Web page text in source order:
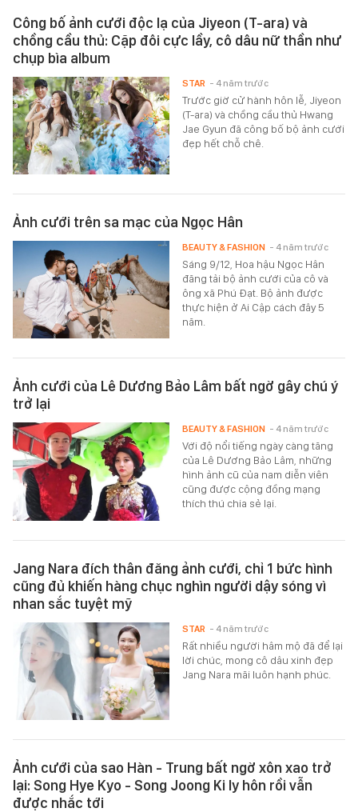
Công bố ảnh cưới độc lạ của Jiyeon (T-ara) và
chồng cầu thủ: Cặp đôi cực lầy, cô dâu nữ thần như
chụp bìa album
Trước giờ cử hành hôn lễ, Jiyeon
(T-ara) và chồng cầu thủ Hwang
Jae Gyun đã công bố bộ ảnh cưới
đẹp hết chỗ chê.
STAR - 4 năm trước
Ảnh cưới trên sa mạc của Ngọc Hân
Sáng 9/12, Hoa hậu Ngọc Hân
đăng tải bộ ảnh cưới của cô và
ông xã Phú Đạt. Bộ ảnh được
thực hiện ở Ai Cập cách đây 5
năm.
BEAUTY & FASHION - 4 năm trước
Ảnh cưới của Lê Dương Bảo Lâm bất ngờ gây chú ý
trở lại
Với độ nổi tiếng ngày càng tăng
của Lê Dương Bảo Lâm, những
hình ảnh cũ của nam diễn viên
cũng được cộng đồng mạng
thích thú chia sẻ lại.
BEAUTY & FASHION - 4 năm trước
Jang Nara đích thân đăng ảnh cưới, chỉ 1 bức hình
cũng đủ khiến hàng chục nghìn người dậy sóng vì
nhan sắc tuyệt mỹ
Rất nhiều người hâm mộ đã để lại
lời chúc, mong cô dâu xinh đẹp
Jang Nara mãi luôn hạnh phúc.
STAR - 4 năm trước
Ảnh cưới của sao Hàn - Trung bất ngờ xôn xao trở
lại: Song Hye Kyo - Song Joong Ki ly hôn rồi vẫn
được nhắc tới